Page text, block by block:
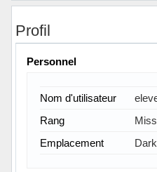
Profil
Personnel
Nom d'utilisateur
Rang
Emplacement